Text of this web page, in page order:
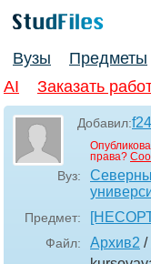
Вузы Предметы
AI
Заказать
Добавил:f24
права?
Вуз:
Предмет:
Файл: Архив2 /